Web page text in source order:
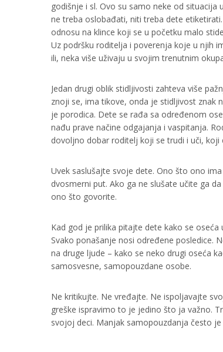
godišnje i sl. Ovo su samo neke od
ne treba oslobađati, niti treba dete
odnosu na klince koji se u početku malo
Uz podršku roditelja i poverenja koje u njih
ili, neka više uživaju u svojim trenutnim
Jedan drugi oblik stidljivosti zahteva više
znoji se, ima tikove, onda je stidljivost znak
je porodica. Dete se rađa sa određenom
nađu prave načine odgajanja i vaspitanja.
dovoljno dobar roditelj koji se trudi i uči,
Uvek saslušajte svoje dete. Ono što ono
dvosmerni put. Ako ga ne slušate učite ga
ono što govorite.
Kad god je prilika pitajte dete kako se
Svako ponašanje nosi određene posledice.
na druge ljude – kako se neko drugi oseća
samosvesne, samopouzdane osobe.
Ne kritikujte. Ne vređajte. Ne ispoljavajte
greške ispravimo to je jedino što ja važno.
svojoj deci. Manjak samopouzdanja često